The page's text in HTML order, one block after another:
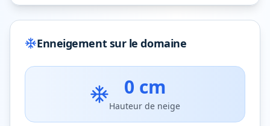
Enneigement sur le domaine
0 cm
Hauteur de neige